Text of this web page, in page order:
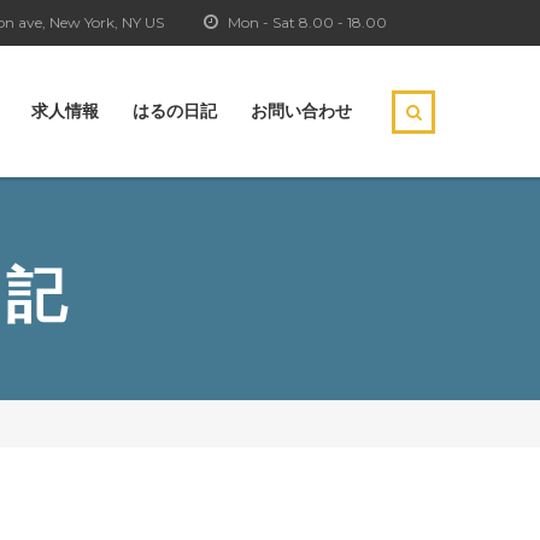
Mon - Sat 8.00 - 18.00
ave, New York, NY US
求人情報 はるの日記 お問い合わせ